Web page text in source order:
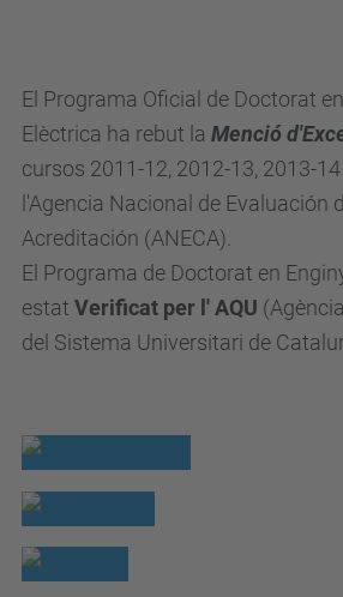
El Programa Oficial de Doctorat
Elèctrica ha rebut la Menció
cursos 2011-12, 2012-13, 2013-
l'Agencia Nacional de Evaluación
Acreditación (ANECA).
El Programa de Doctorat en
estat Verificat per l' AQU
del Sistema Universitari de